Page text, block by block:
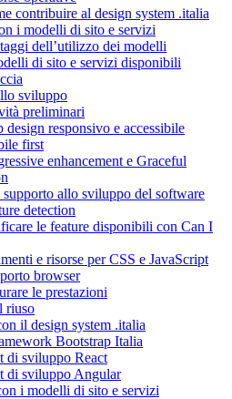
contribuire al design system .italia
i modelli di sito e servizi
dell’utilizzo dei modelli
di sito e servizi disponibili
sviluppo
preliminari
design responsivo e accessibile
first
enhancement e Graceful
allo sviluppo del software
detection
le feature disponibili con Can I
e risorse per CSS e JavaScript
browser
le prestazioni
riuso
il design system .italia
Bootstrap Italia
di sviluppo React
di sviluppo Angular
i modelli di sito e servizi